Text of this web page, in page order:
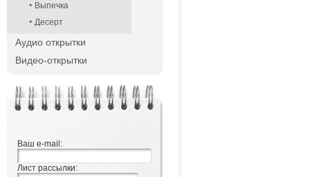
Выпечка
Десерт
Аудио открытки
Видео-открытки
Ваш e-mail:
Лист рассылки: